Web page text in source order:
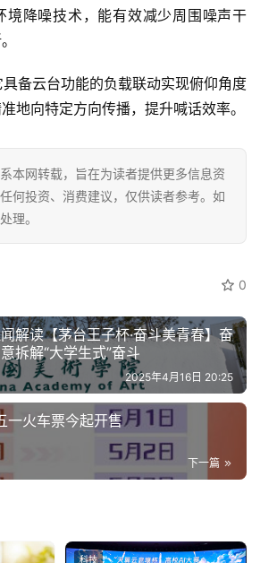
境降噪技术，能有效减少周围噪声干
备云台功能的负载联动实现俯仰角度
地向特定方向传播，提升喊话效率。
本网转载，旨在为读者提供更多信息资
何投资、消费建议，仅供读者参考。如
理。
0
解读【茅台王子杯·奋斗美青春】奋
拆解“大学生式”奋斗
2025年4月16日 20:25
一火车票今起开售
下一篇
科技